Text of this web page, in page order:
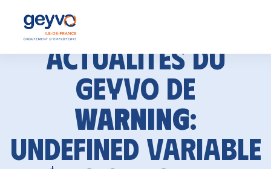
Actualités du
GEYVO de
Warning:
Undefined variable